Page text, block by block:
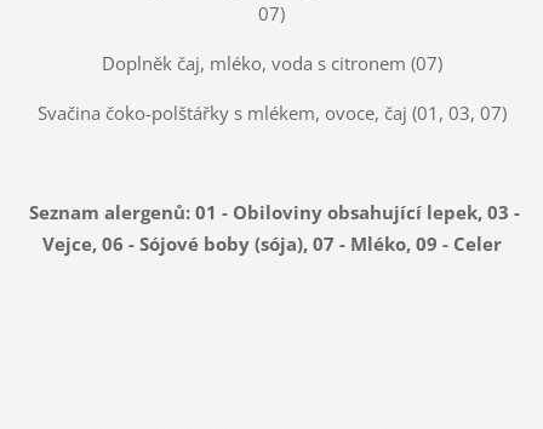
07)
Doplněk čaj, mléko, voda s citronem (07)
Svačina čoko-polštářky s mlékem, ovoce, čaj (01, 03, 07)
Seznam alergenů: 01 - Obiloviny obsahující lepek, 03 -
Vejce, 06 - Sójové boby (sója), 07 - Mléko, 09 - Celer